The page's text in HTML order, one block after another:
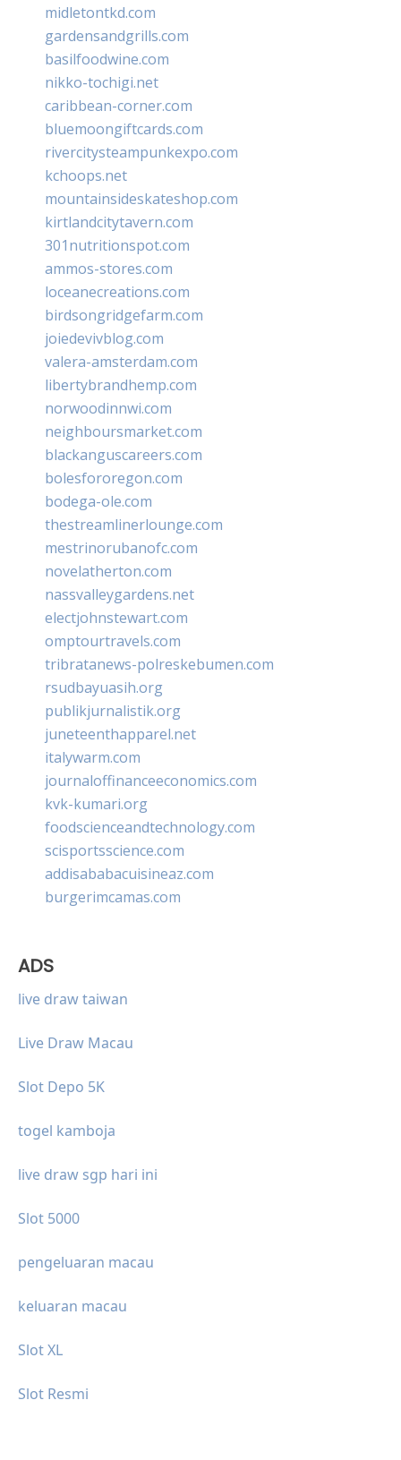
midletontkd.com
gardensandgrills.com
basilfoodwine.com
nikko-tochigi.net
caribbean-corner.com
bluemoongiftcards.com
rivercitysteampunkexpo.com
kchoops.net
mountainsideskateshop.com
kirtlandcitytavern.com
301nutritionspot.com
ammos-stores.com
loceanecreations.com
birdsongridgefarm.com
joiedevivblog.com
valera-amsterdam.com
libertybrandhemp.com
norwoodinnwi.com
neighboursmarket.com
blackanguscareers.com
bolesfororegon.com
bodega-ole.com
thestreamlinerlounge.com
mestrinorubanofc.com
novelatherton.com
nassvalleygardens.net
electjohnstewart.com
omptourtravels.com
tribratanews-polreskebumen.com
rsudbayuasih.org
publikjurnalistik.org
juneteenthapparel.net
italywarm.com
journaloffinanceeconomics.com
kvk-kumari.org
foodscienceandtechnology.com
scisportsscience.com
addisababacuisineaz.com
burgerimcamas.com
ADS
live draw taiwan
Live Draw Macau
Slot Depo 5K
togel kamboja
live draw sgp hari ini
Slot 5000
pengeluaran macau
keluaran macau
Slot XL
Slot Resmi